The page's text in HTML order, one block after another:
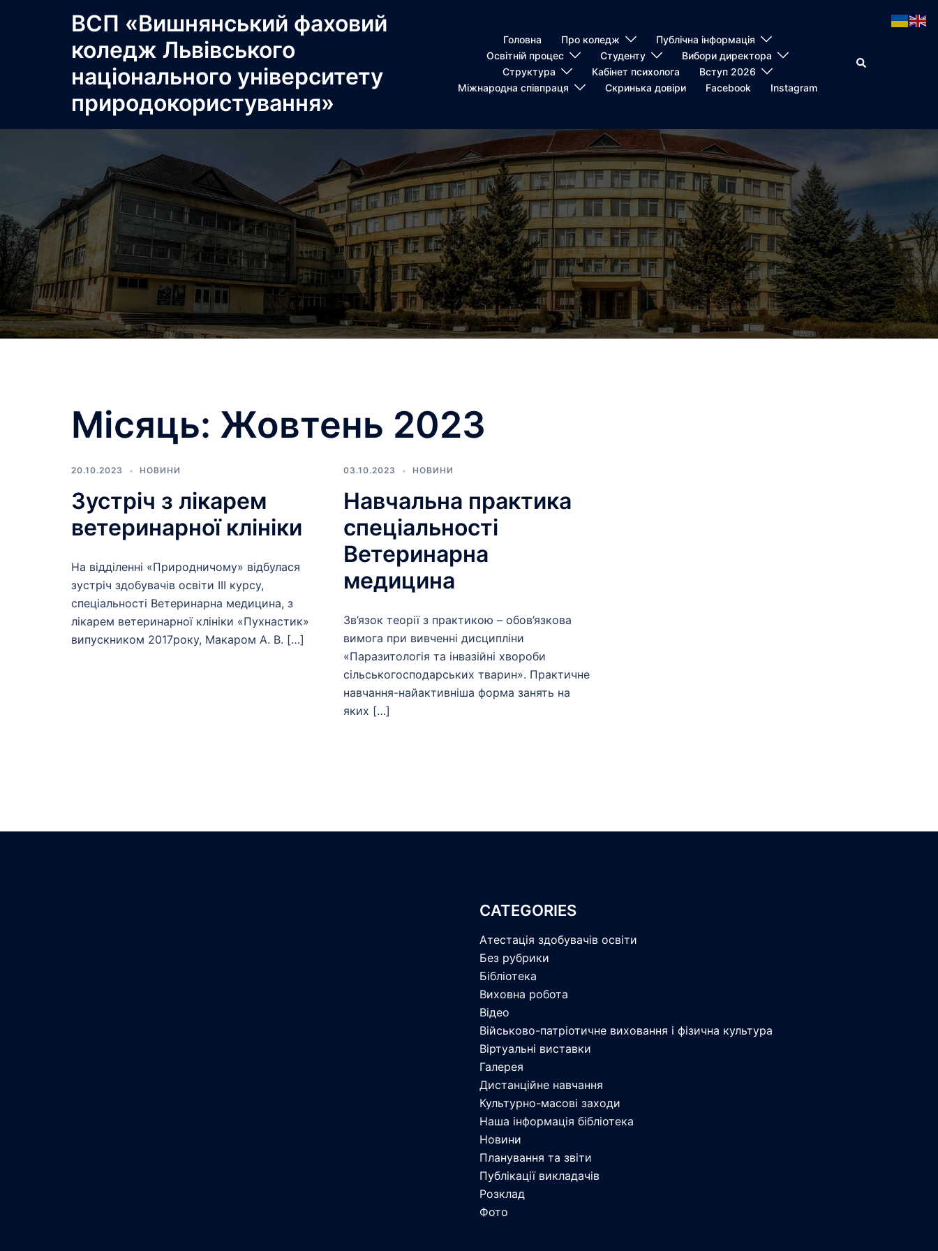
ВСП «Вишнянський фаховий
коледж Львівського
національного університету
природокористування»
Головна Про коледж
Публічна інформація
Освітній процес
Студенту
Вибори директора
Структура
Кабінет психолога
Вступ 2026
Міжнародна співпраця
Скринька довіри Facebook Instagram
Пошук
Місяць: Жовтень 2023
20.10.2023 НОВИНИ
Зустріч з лікарем
ветеринарної клініки
На відділенні «Природничому» відбулася
зустріч здобувачів освіти ІІІ курсу,
спеціальності Ветеринарна медицина, з
лікарем ветеринарної клініки «Пухнастик»
випускником 2017року, Макаром А. В. […]
03.10.2023 НОВИНИ
Навчальна практика
спеціальності
Ветеринарна
медицина
Зв’язок теорії з практикою – обов’язкова
вимога при вивченні дисципліни
«Паразитологія та інвазійні хвороби
сільськогосподарських тварин». Практичне
навчання-найактивніша форма занять на
яких […]
CATEGORIES
Атестація здобувачів освіти
Без рубрики
Бібліотека
Виховна робота
Відео
Військово-патріотичне виховання і фізична культура
Віртуальні виставки
Галерея
Дистанційне навчання
Культурно-масові заходи
Наша інформація бібліотека
Новини
Планування та звіти
Публікації викладачів
Розклад
Фото